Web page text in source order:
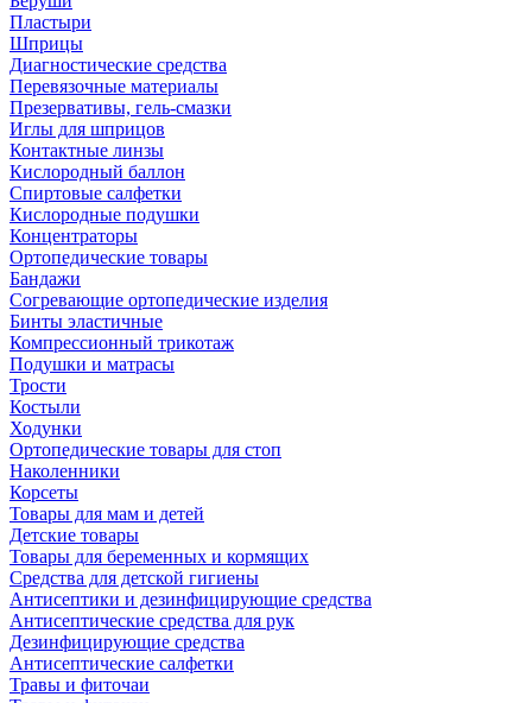
Пластыри
Шприцы
Диагностические средства
Перевязочные материалы
Презервативы, гель-смазки
Иглы для шприцов
Контактные линзы
Кислородный баллон
Спиртовые салфетки
Кислородные подушки
Концентраторы
Ортопедические товары
Бандажи
Согревающие ортопедические изделия
Бинты эластичные
Компрессионный трикотаж
Подушки и матрасы
Трости
Костыли
Ходунки
Ортопедические товары для стоп
Наколенники
Корсеты
Товары для мам и детей
Детские товары
Товары для беременных и кормящих
Средства для детской гигиены
Антисептики и дезинфицирующие средства
Антисептические средства для рук
Дезинфицирующие средства
Антисептические салфетки
Травы и фиточаи